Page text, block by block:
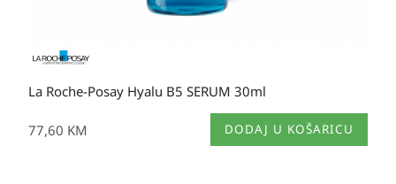
La Roche-Posay Hyalu B5 SERUM 30ml
77,60 KM DODAJ U KOŠARICU